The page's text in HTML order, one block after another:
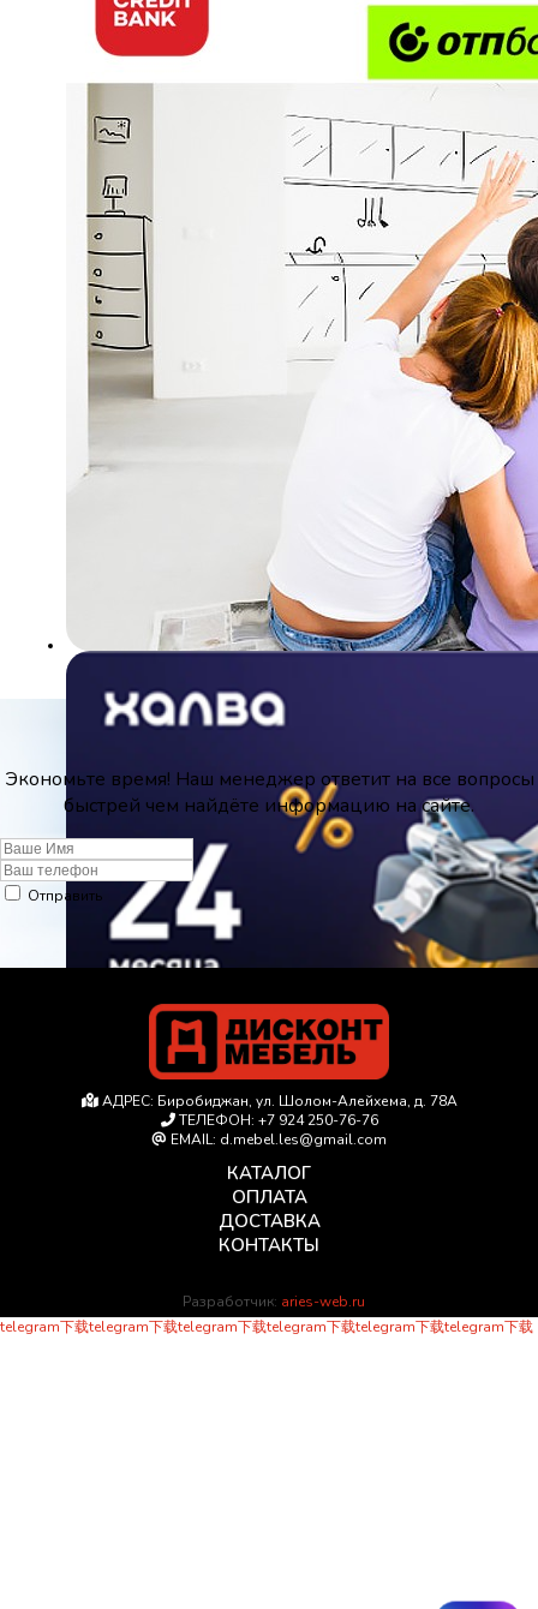
Экономьте время! Наш менеджер ответит на все вопросы
быстрей чем найдёте информацию на сайте.
Отправить
АДРЕС: Биробиджан, ул. Шолом-Алейхема, д. 78А
ТЕЛЕФОН: +7 924 250-76-76
EMAIL: d.mebel.les@gmail.com
КАТАЛОГ
ОПЛАТА
ДОСТАВКА
КОНТАКТЫ
Разработчик: aries-web.ru
telegram下载telegram下载telegram下载telegram下载telegram下载telegram下载